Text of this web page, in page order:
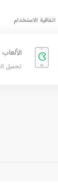
اتفاقية الاستخدام
الألعاب
تحميل